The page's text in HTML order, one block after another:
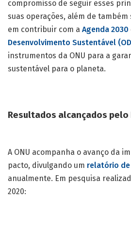
compromisso de seguir esses
suas operações, além de
em contribuir com a Agenda 2030
Desenvolvimento Sustentável
instrumentos da ONU para a
sustentável para o planeta.
Resultados alcançados
A ONU acompanha o avanço da
pacto, divulgando um relatório
anualmente. Em pesquisa
2020: